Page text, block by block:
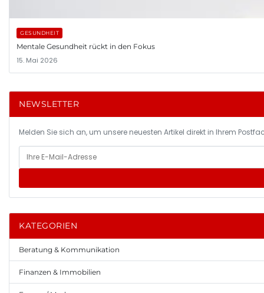
GESUNDHEIT
Mentale Gesundheit rückt in den Fokus
15. Mai 2026
NEWSLETTER
Melden Sie sich an, um unsere neuesten Artikel direkt in Ihrem
KATEGORIEN
Beratung & Kommunikation
Finanzen & Immobilien